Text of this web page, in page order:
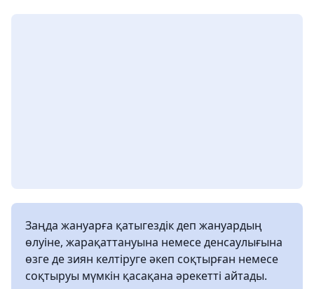
Заңда жануарға қатыгездік деп жануардың
өлуіне, жарақаттануына немесе денсаулығына
өзге де зиян келтіруге әкеп соқтырған немесе
соқтыруы мүмкін қасақана әрекетті айтады.